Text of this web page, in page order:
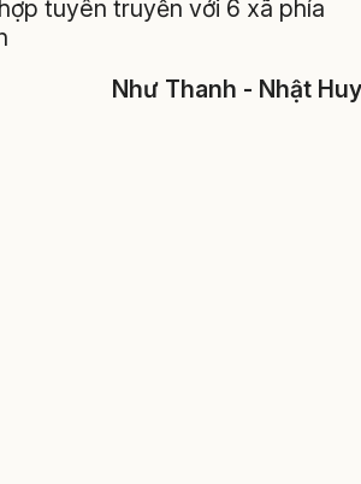
tuyên truyền với 6 xã phía
Như Thanh - Nhật Huy